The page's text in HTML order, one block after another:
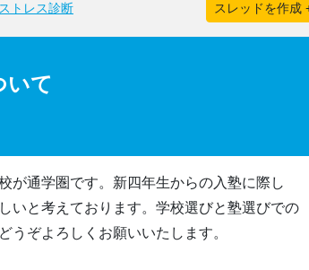
トレス診断 スレッドを作成
いて
が通学圏です。新四年生からの入塾に際し
いと考えております。学校選びと塾選びでの
うぞよろしくお願いいたします。